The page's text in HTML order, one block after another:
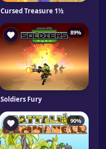
Cursed Treasure 1½
89%
Soldiers Fury
90%